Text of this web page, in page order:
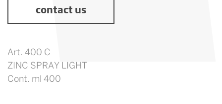
contact us
Art. 400 C
ZINC SPRAY LIGHT
Cont. ml 400